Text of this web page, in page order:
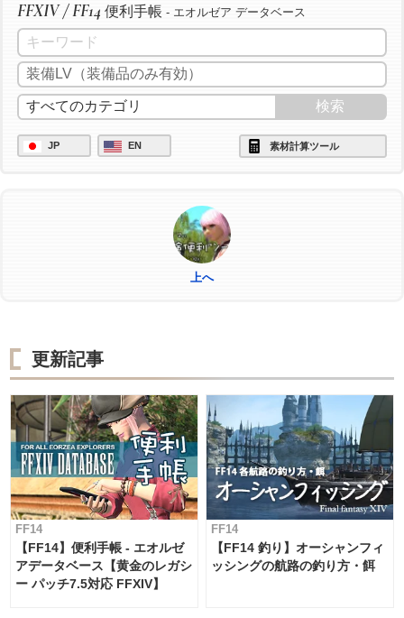
FFXIV / FF14 便利手帳 - エオルゼア データベース
JP EN 素材計算ツール
上へ
更新記事
FF14
【FF14】便利手帳 - エオルゼ
アデータベース【黄金のレガシ
ー パッチ7.5対応 FFXIV】
FF14
【FF14 釣り】オーシャンフィ
ッシングの航路の釣り方・餌